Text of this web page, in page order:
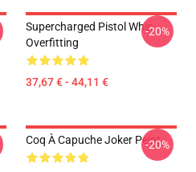
Supercharged Pistol Whip
Overfitting
37,67 € - 44,11 €
-20%
Coq À Capuche Joker Peint
-20%